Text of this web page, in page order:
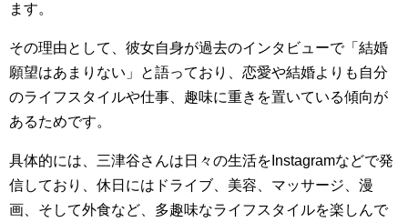
ます。
その理由として、彼女自身が過去のインタビューで「結婚
願望はあまりない」と語っており、恋愛や結婚よりも自分
のライフスタイルや仕事、趣味に重きを置いている傾向が
あるためです。
具体的には、三津谷さんは日々の生活をInstagramなどで発
信しており、休日にはドライブ、美容、マッサージ、漫
画、そして外食など、多趣味なライフスタイルを楽しんで